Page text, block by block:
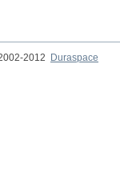
2012
Duraspace